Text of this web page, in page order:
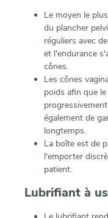
Le moyen le
du plancher
réguliers avec
et l'endurance
cônes.
Les cônes
poids afin que
également de
longtemps.
La boîte est de
l'emporter
patient.
Lubrifiant à